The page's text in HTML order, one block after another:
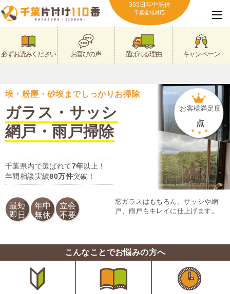
365日年中無休
千葉全域対応
必ずお読みください お喜びの声 選ばれる理由 キャンペーン
埃・粉塵・砂埃までしっかりお掃除
ガラス・サッシ
網戸・雨戸掃除
千葉県内で選ばれて7年以上！
年間相談実績80万件突破！
お客様満足度
点
最短
即日
年中
無休
立会
不要
窓ガラスはもちろん、サッシや網
戸、雨戸もキレイに仕上げます。
こんなことでお悩みの方へ